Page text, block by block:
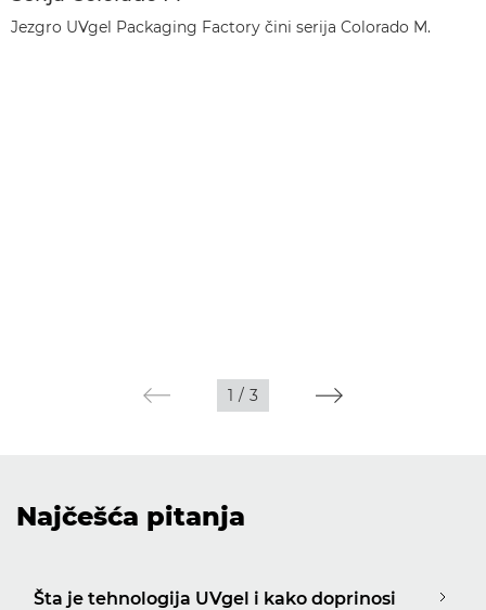
Jezgro UVgel Packaging Factory čini serija Colorado M.
1 / 3
Najčešća pitanja
Šta je tehnologija UVgel i kako doprinosi